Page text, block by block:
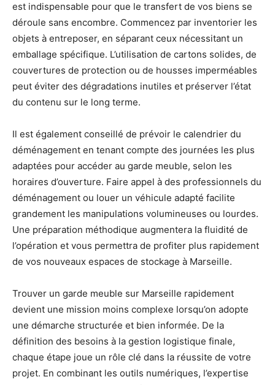
est indispensable pour que le transfert de vos biens se
déroule sans encombre. Commencez par inventorier les
objets à entreposer, en séparant ceux nécessitant un
emballage spécifique. L’utilisation de cartons solides, de
couvertures de protection ou de housses imperméables
peut éviter des dégradations inutiles et préserver l’état
du contenu sur le long terme.
Il est également conseillé de prévoir le calendrier du
déménagement en tenant compte des journées les plus
adaptées pour accéder au garde meuble, selon les
horaires d’ouverture. Faire appel à des professionnels du
déménagement ou louer un véhicule adapté facilite
grandement les manipulations volumineuses ou lourdes.
Une préparation méthodique augmentera la fluidité de
l’opération et vous permettra de profiter plus rapidement
de vos nouveaux espaces de stockage à Marseille.
Trouver un garde meuble sur Marseille rapidement
devient une mission moins complexe lorsqu’on adopte
une démarche structurée et bien informée. De la
définition des besoins à la gestion logistique finale,
chaque étape joue un rôle clé dans la réussite de votre
projet. En combinant les outils numériques, l’expertise